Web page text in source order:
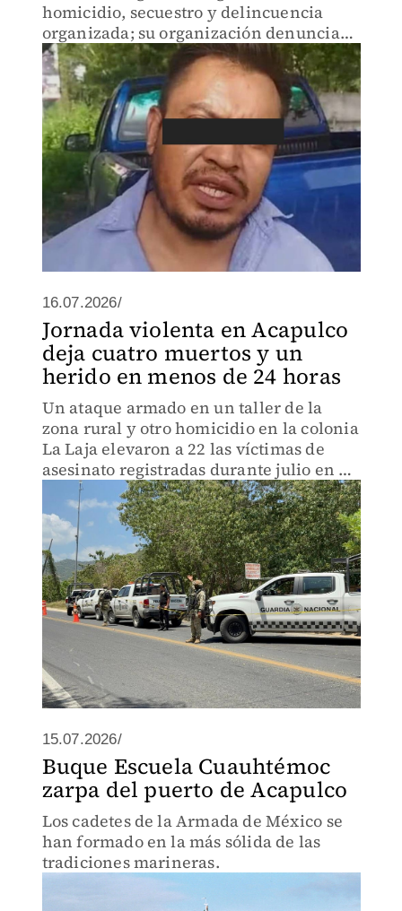
homicidio, secuestro y delincuencia
organizada; su organización denuncia
que está incomunicado.
16.07.2026/
Jornada violenta en Acapulco
deja cuatro muertos y un
herido en menos de 24 horas
Un ataque armado en un taller de la
zona rural y otro homicidio en la colonia
La Laja elevaron a 22 las víctimas de
asesinato registradas durante julio en el
puerto.
15.07.2026/
Buque Escuela Cuauhtémoc
zarpa del puerto de Acapulco
Los cadetes de la Armada de México se
han formado en la más sólida de las
tradiciones marineras.